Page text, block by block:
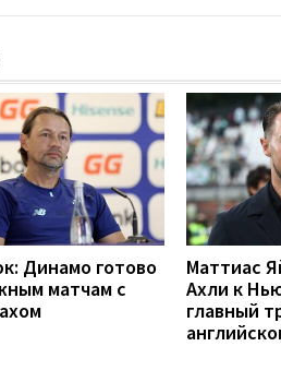
Динамо готово
матчам с
Маттиас
Ахли к
главный